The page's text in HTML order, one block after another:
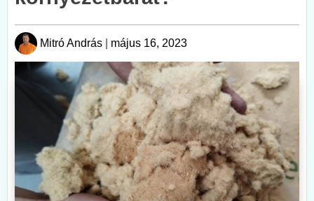
Mitró András május 16, 2023